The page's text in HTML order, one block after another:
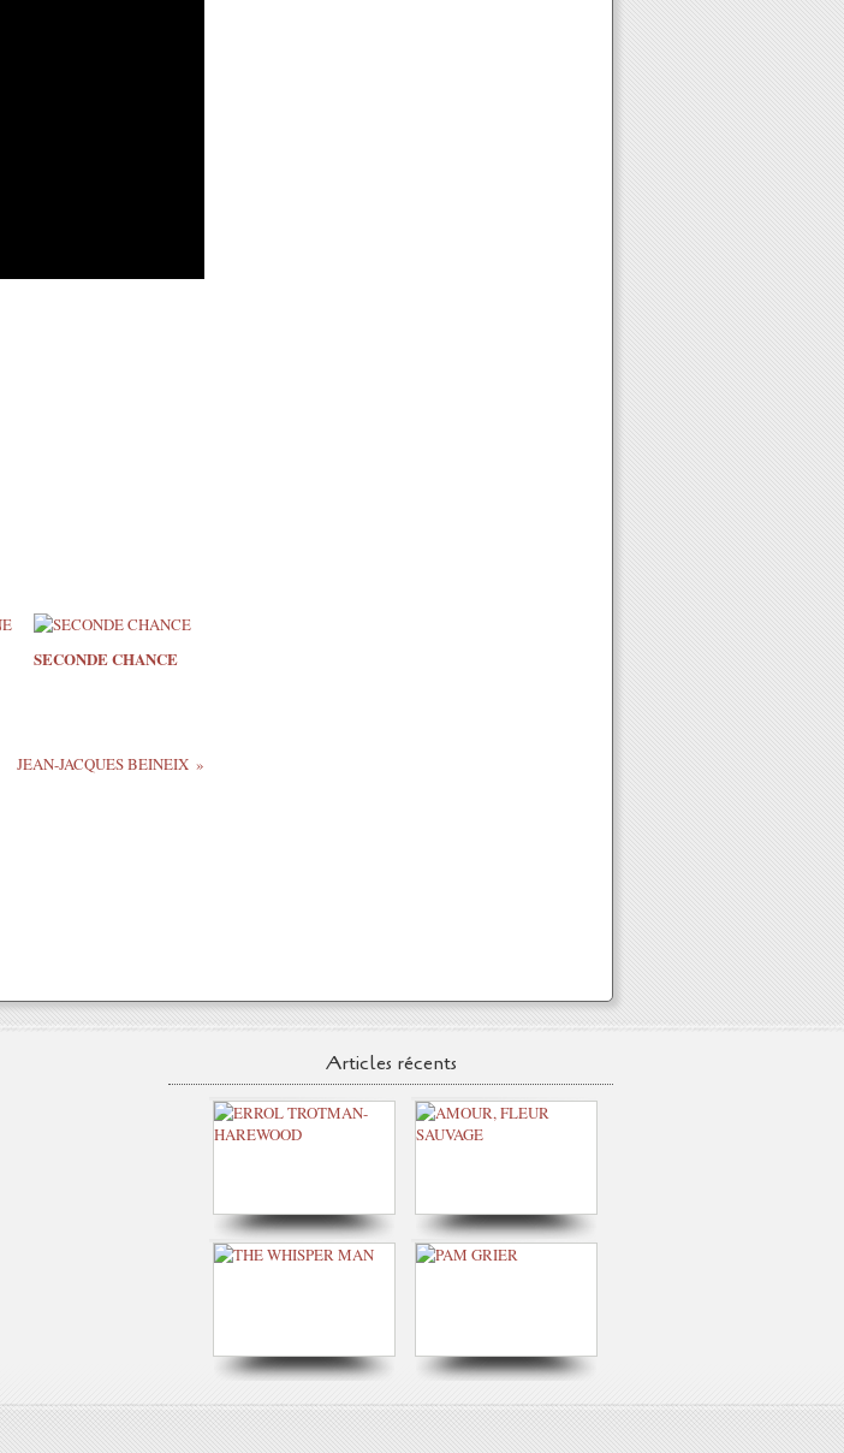
SECONDE CHANCE
JEAN-JACQUES BEINEIX
Articles récents